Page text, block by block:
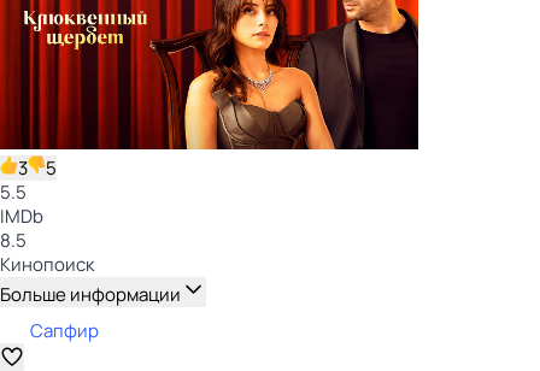
3
5
5.5
IMDb
8.5
Кинопоиск
Больше информации
Сапфир